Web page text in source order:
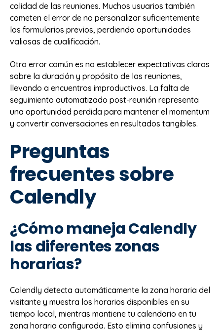
calidad de las reuniones. Muchos usuarios también
cometen el error de no personalizar suficientemente
los formularios previos, perdiendo oportunidades
valiosas de cualificación.
Otro error común es no establecer expectativas claras
sobre la duración y propósito de las reuniones,
llevando a encuentros improductivos. La falta de
seguimiento automatizado post-reunión representa
una oportunidad perdida para mantener el momentum
y convertir conversaciones en resultados tangibles.
Preguntas
frecuentes sobre
Calendly
¿Cómo maneja Calendly
las diferentes zonas
horarias?
Calendly detecta automáticamente la zona horaria del
visitante y muestra los horarios disponibles en su
tiempo local, mientras mantiene tu calendario en tu
zona horaria configurada. Esto elimina confusiones y